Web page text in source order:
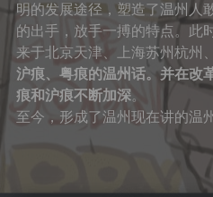
明的发展途径，塑造了温州人
的出手，放手一搏的特点。此
来于北京天津、上海苏州杭州
沪痕、粤痕的温州话。并在改
痕和沪痕不断加深。
至今，形成了温州现在讲的温